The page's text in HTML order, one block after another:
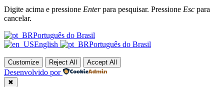
Digite acima e pressione Enterpara pesquisar. Pressione Esc para
cancelar.
Português do Brasil
English
Português do Brasil
Customize Reject All Accept All
Desenvolvido por
✖